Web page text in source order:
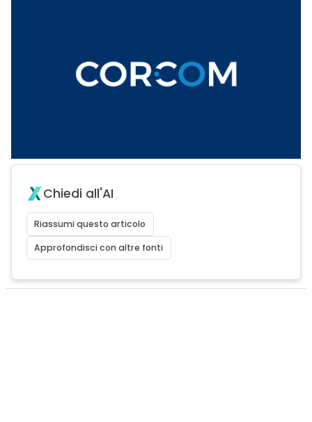
Chiedi all'AI
Riassumi questo articolo
Approfondisci con altre fonti